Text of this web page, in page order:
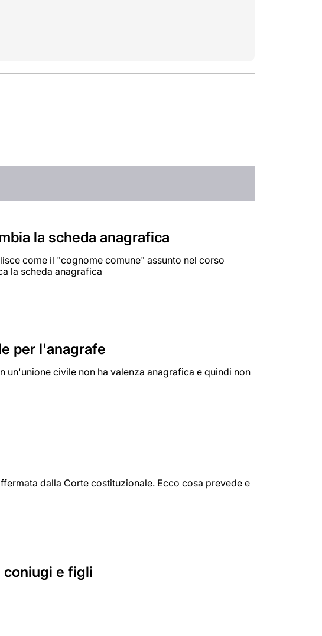
la scheda anagrafica
come il "cognome comune" assunto nel corso
la scheda anagrafica
per l'anagrafe
un'unione civile non ha valenza anagrafica e quindi non
dalla Corte costituzionale. Ecco cosa prevede e
coniugi e figli